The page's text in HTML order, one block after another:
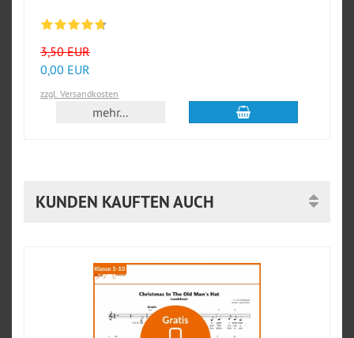
3,50 EUR
0,00 EUR
zzgl. Versandkosten
mehr... In den Warenkorb
KUNDEN KAUFTEN AUCH